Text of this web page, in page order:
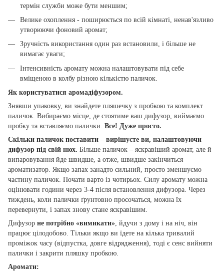
термін служби може бути меншим;
Велике охоплення - поширюється по всій кімнаті, ненав'язливо
утворюючи фоновий аромат;
Зручність використання один раз встановили, і більше не
вимагає уваги;
Інтенсивність аромату можна налаштовувати під себе
вміщеною в колбу різною кількістю паличок.
Як користуватися аромадіфузором.
Знявши упаковку, ви знайдете пляшечку з пробкою та комплект
паличок. Вибираємо місце, де стоятиме ваш дифузор, виймаємо
пробку та вставляємо палички. Все! Дуже просто.
Скільки паличок поставити – вирішуєте ви, налаштовуючи
дифузор під свій нюх. Більше паличок – яскравіший аромат, але й
випаровування йде швидше, а отже, швидше закінчиться
ароматизатор. Якщо запах занадто сильний, просто зменшуємо
частину паличок. Почати варто із чотирьох. Силу аромату можна
оцінювати години через 3-4 після встановлення дифузора. Через
тиждень, коли палички ґрунтовно просочаться, можна їх
перевернути, і запах знову стане яскравішим.
Дифузор не потрібно «вимикати», йдучи з дому і на ніч, він
працює цілодобово. Тільки якщо ви їдете на кілька тривалий
проміжок часу (відпустка, довге відрядження), тоді є сенс вийняти
палички і закрити пляшку пробкою.
Аромати: